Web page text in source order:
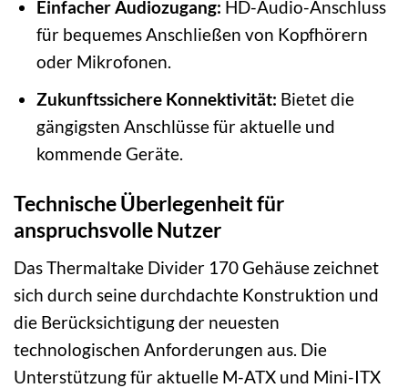
Einfacher Audiozugang: HD-Audio-Anschluss
für bequemes Anschließen von Kopfhörern
oder Mikrofonen.
Zukunftssichere Konnektivität: Bietet die
gängigsten Anschlüsse für aktuelle und
kommende Geräte.
Technische Überlegenheit für
anspruchsvolle Nutzer
Das Thermaltake Divider 170 Gehäuse zeichnet
sich durch seine durchdachte Konstruktion und
die Berücksichtigung der neuesten
technologischen Anforderungen aus. Die
Unterstützung für aktuelle M-ATX und Mini-ITX